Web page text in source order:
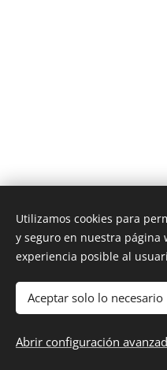
XAUDICON 2005 SL
EXPOSICION C/
MOVIL - WATSAPP
Utilizamos cookies para
y seguro en nuestra página
experiencia posible al
Aceptar solo lo necesario
Abrir configuración